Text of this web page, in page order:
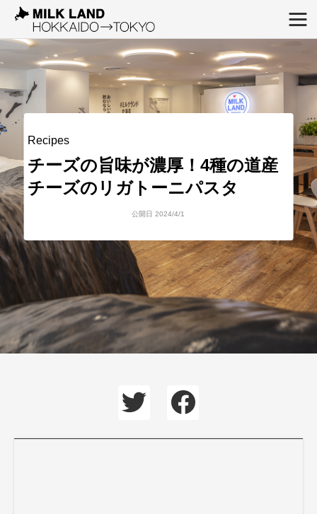
Recipes
チーズの旨味が濃厚！4種の道産
チーズのリガトーニパスタ
公開日 2024/4/1